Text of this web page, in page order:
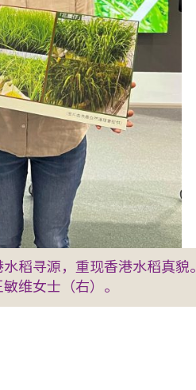
稻寻源，重现香港水稻真貌。
维女士（右）。